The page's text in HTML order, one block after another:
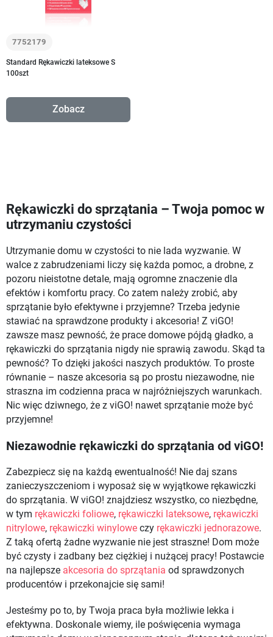
7752179
Standard Rękawiczki lateksowe S
100szt
Zobacz
Rękawiczki do sprzątania – Twoja pomoc w
utrzymaniu czystości
Utrzymanie domu w czystości to nie lada wyzwanie. W
walce z zabrudzeniami liczy się każda pomoc, a drobne, z
pozoru nieistotne detale, mają ogromne znaczenie dla
efektów i komfortu pracy. Co zatem należy zrobić, aby
sprzątanie było efektywne i przyjemne? Trzeba jedynie
stawiać na sprawdzone produkty i akcesoria! Z viGO!
zawsze masz pewność, że prace domowe pójdą gładko, a
rękawiczki do sprzątania nigdy nie sprawią zawodu. Skąd ta
pewność? To dzięki jakości naszych produktów. To proste
równanie – nasze akcesoria są po prostu niezawodne, nie
straszna im codzienna praca w najróżniejszych warunkach.
Nic więc dziwnego, że z viGO! nawet sprzątanie może być
przyjemne!
Niezawodnie rękawiczki do sprzątania od viGO!
Zabezpiecz się na każdą ewentualność! Nie daj szans
zanieczyszczeniom i wyposaż się w wyjątkowe rękawiczki
do sprzątania. W viGO! znajdziesz wszystko, co niezbędne,
w tym rękawiczki foliowe, rękawiczki lateksowe, rękawiczki
nitrylowe, rękawiczki winylowe czy rękawiczki jednorazowe.
Z taką ofertą żadne wyzwanie nie jest straszne! Dom może
być czysty i zadbany bez ciężkiej i nużącej pracy! Postawcie
na najlepsze akcesoria do sprzątania od sprawdzonych
producentów i przekonajcie się sami!
Jesteśmy po to, by Twoja praca była możliwie lekka i
efektywna. Doskonale wiemy, ile poświęcenia wymaga